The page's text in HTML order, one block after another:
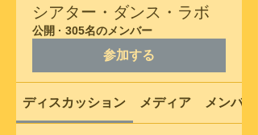
シアター・ダンス・ラボ
公開 · 305名のメンバー
参加する
ディスカッション メディア メンバー